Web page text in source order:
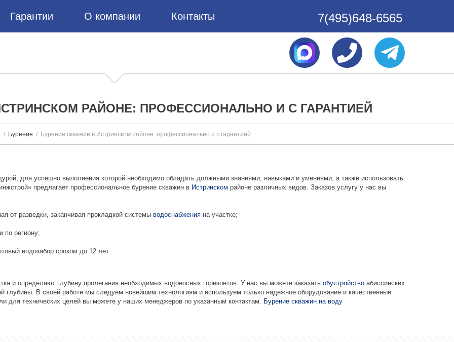
Гарантии О компании Контакты 7(495)648-6565
РАЙОНЕ: ПРОФЕССИОНАЛЬНО И С ГАРАНТИЕЙ
Бурение Бурение скважин в Истринском районе: профессионально и с гарантией
для успешно выполнения которой необходимо обладать должными знаниями, навыками и умениями, а также использовать
предлагает профессиональное бурение скважин в Истринском районе различных видов. Заказов услугу у нас вы
от разведки, заканчивая прокладкой системы водоснабжения на участке;
по региону;
водозабор сроком до 12 лет.
и определяют глубину пролегания необходимых водоносных горизонтов. У нас вы можете заказать обустройство абиссинских
глубины. В своей работе мы следуем новейшим технологиям и используем только надежное оборудование и качественные
для технических целей вы можете у наших менеджеров по указанным контактам. Бурение скважин на воду